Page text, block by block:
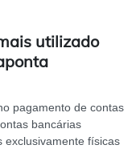
utilizado
pagamento de contas
bancárias
exclusivamente físicas